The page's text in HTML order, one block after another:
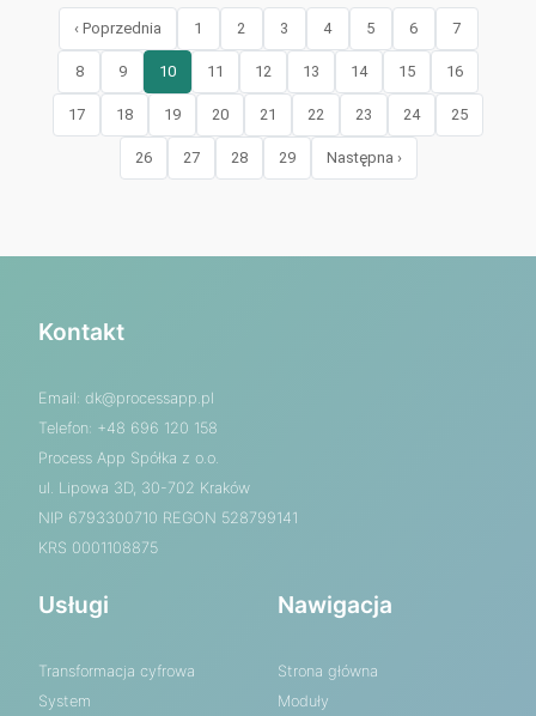
‹ Poprzednia 1 2 3 4 5 6 7
8 9 10 11 12 13 14 15 16
17 18 19 20 21 22 23 24 25
26 27 28 29 Następna ›
Kontakt
Email: dk@processapp.pl
Telefon: +48 696 120 158
Process App Spółka z o.o.
ul. Lipowa 3D, 30-702 Kraków
NIP 6793300710 REGON 528799141
KRS 0001108875
Usługi
Transformacja cyfrowa
System
Nawigacja
Strona główna
Moduły